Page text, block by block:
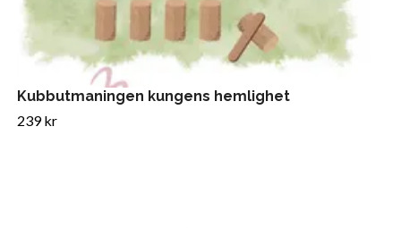
Kubbutmaningen kungens hemlighet
239 kr